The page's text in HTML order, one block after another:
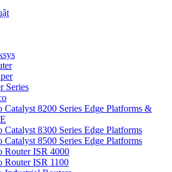
Series
Catalyst 8200 Series Edge Platforms &
Catalyst 8300 Series Edge Platforms
Catalyst 8500 Series Edge Platforms
Router ISR 4000
Router ISR 1100